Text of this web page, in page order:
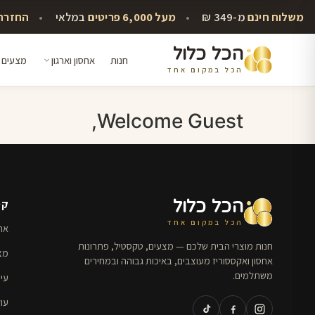
משלוח חינםמ-349 ₪ • מעל 6,000 פריטים במלאי • החזרה
הכל כלול
הכל במקום אחד
חנות אחסון וארגון
Welcome Guest,
הכל כלול
הכל במקום אחד
חנות מוצרי הבית שלכם — מצעים, טקסטיל, פתרונות
אחסון ואקססוריז מעוצבים, באיכות גבוהה ובמחירים
משתלמים.